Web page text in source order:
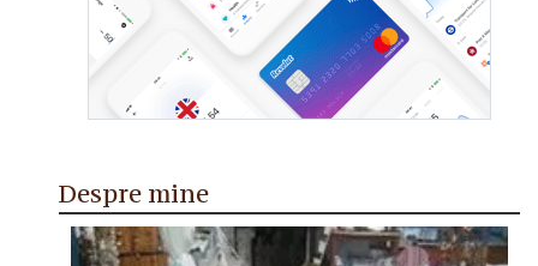
Despre mine